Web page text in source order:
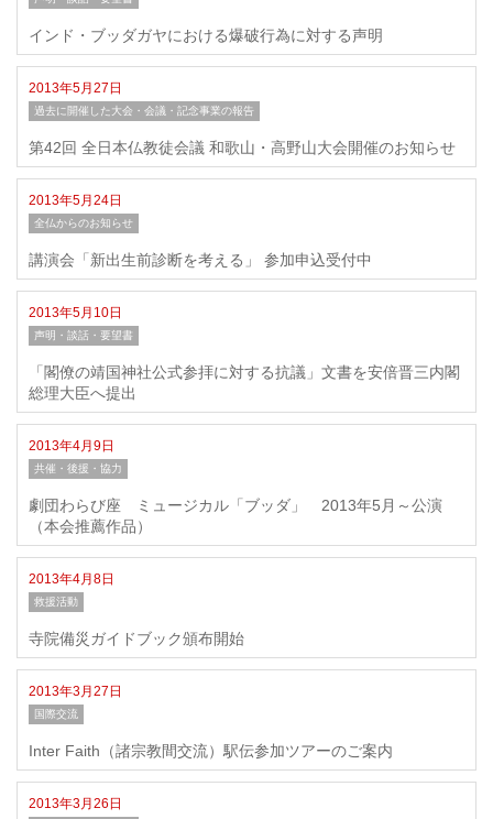
インド・ブッダガヤにおける爆破行為に対する声明
2013年5月27日
過去に開催した大会・会議・記念事業の報告
第42回 全日本仏教徒会議 和歌山・高野山大会開催のお知らせ
2013年5月24日
全仏からのお知らせ
講演会「新出生前診断を考える」 参加申込受付中
2013年5月10日
声明・談話・要望書
「閣僚の靖国神社公式参拝に対する抗議」文書を安倍晋三内閣
総理大臣へ提出
2013年4月9日
共催・後援・協力
劇団わらび座 ミュージカル「ブッダ」 2013年5月～公演
（本会推薦作品）
2013年4月8日
救援活動
寺院備災ガイドブック頒布開始
2013年3月27日
国際交流
Inter Faith（諸宗教間交流）駅伝参加ツアーのご案内
2013年3月26日